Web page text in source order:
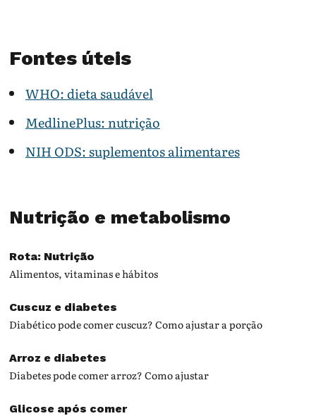
Fontes úteis
WHO: dieta saudável
MedlinePlus: nutrição
NIH ODS: suplementos alimentares
Nutrição e metabolismo
Rota: Nutrição
Alimentos, vitaminas e hábitos
Cuscuz e diabetes
Diabético pode comer cuscuz? Como ajustar a porção
Arroz e diabetes
Diabetes pode comer arroz? Como ajustar
Glicose após comer